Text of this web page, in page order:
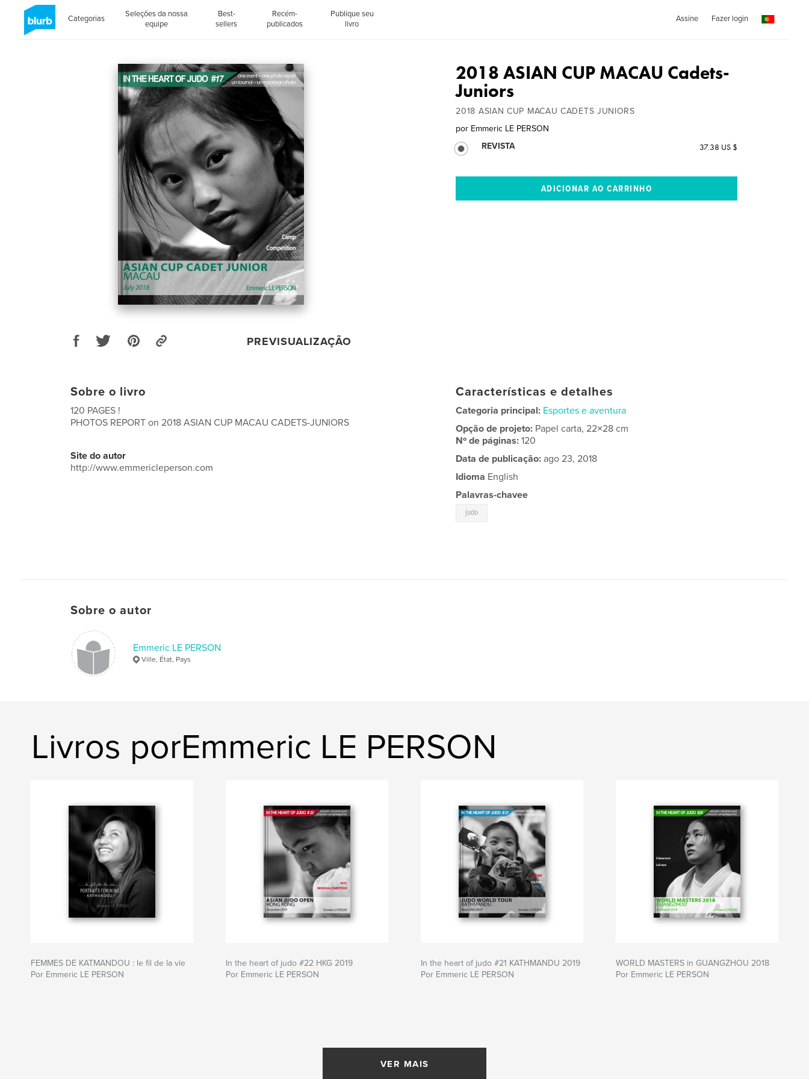
Categorias
Seleções da nossa
equipe
Best-
sellers
Recém-
publicados
Publique seu
livro
Assine Fazer login
PREVISUALIZAÇÃO
2018 ASIAN CUP MACAU Cadets-
Juniors
2018 ASIAN CUP MACAU CADETS JUNIORS
por Emmeric LE PERSON
REVISTA
37.38 US $
Sobre o livro
120 PAGES !
PHOTOS REPORT on 2018 ASIAN CUP MACAU CADETS-JUNIORS
Site do autor
http://www.emmericleperson.com
Características e detalhes
Categoria principal: Esportes e aventura
Opção de projeto: Papel carta, 22×28 cm
Nº de páginas:120
Data de publicação: ago 23, 2018
Idioma English
Palavras-chavee
judo
Sobre o autor
Emmeric LE PERSON
Ville, État, Pays
Livros porEmmeric LE PERSON
FEMMES DE KATMANDOU : le fil de la vie
Por Emmeric LE PERSON
In the heart of judo #22 HKG 2019
Por Emmeric LE PERSON
In the heart of judo #21 KATHMANDU 2019
Por Emmeric LE PERSON
WORLD MASTERS in GUANGZHOU 2018
Por Emmeric LE PERSON
VER MAIS